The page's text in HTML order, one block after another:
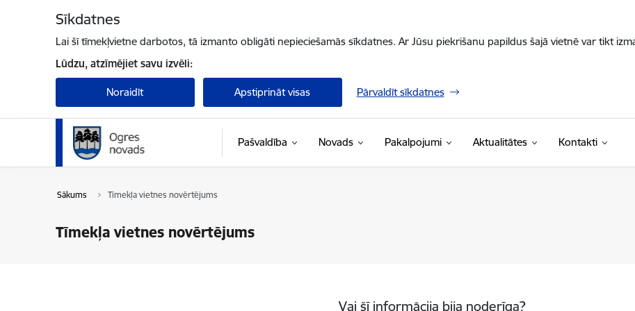
Sīkdatnes
Lai šī tīmekļvietne darbotos, tā izmanto obligāti nepieciešamās sīkdatnes. Ar Jūsu piekrišanu papildus šajā vietnē var tikt
Lūdzu, atzīmējiet savu izvēli:
Noraidīt Apstiprināt visas Pārvaldīt sīkdatnes
Pašvaldība Novads Pakalpojumi Aktualitātes Kontakti
Sākums Tīmekļa vietnes novērtējums
Tīmekļa vietnes novērtējums
Vai šī informācija bija noderīga?